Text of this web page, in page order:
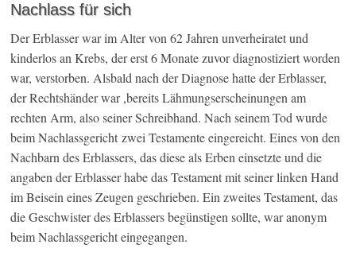
Nachlass für sich
Der Erblasser war im Alter von 62 Jahren unverheiratet und
kinderlos an Krebs, der erst 6 Monate zuvor diagnostiziert worden
war, verstorben. Alsbald nach der Diagnose hatte der Erblasser,
der Rechtshänder war ,bereits Lähmungserscheinungen am
rechten Arm, also seiner Schreibhand. Nach seinem Tod wurde
beim Nachlassgericht zwei Testamente eingereicht. Eines von den
Nachbarn des Erblassers, das diese als Erben einsetzte und die
angaben der Erblasser habe das Testament mit seiner linken Hand
im Beisein eines Zeugen geschrieben. Ein zweites Testament, das
die Geschwister des Erblassers begünstigen sollte, war anonym
beim Nachlassgericht eingegangen.